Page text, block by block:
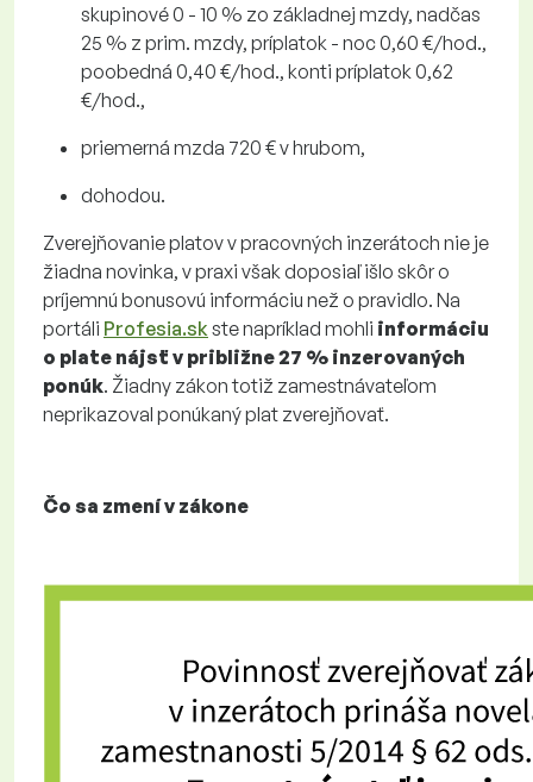
skupinové 0 - 10 % zo základnej mzdy, nadčas
25 % z prim. mzdy, príplatok - noc 0,60 €/hod.,
poobedná 0,40 €/hod., konti príplatok 0,62
€/hod.,
priemerná mzda 720 € v hrubom,
dohodou.
Zverejňovanie platov v pracovných inzerátoch nie je
žiadna novinka, v praxi však doposiaľ išlo skôr o
príjemnú bonusovú informáciu než o pravidlo. Na
portáli Profesia.sk ste napríklad mohli informáciu
o plate nájsť v približne 27 % inzerovaných
ponúk. Žiadny zákon totiž zamestnávateľom
neprikazoval ponúkaný plat zverejňovať.
Čo sa zmení v zákone